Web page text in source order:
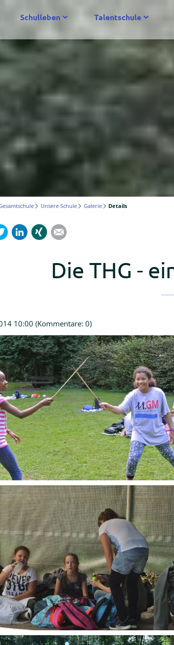
Schulleben Talentschule
Unsere Schule Galerie Details
TwitterLinkedInXing
Die THG -
10:00 (Kommentare: 0)